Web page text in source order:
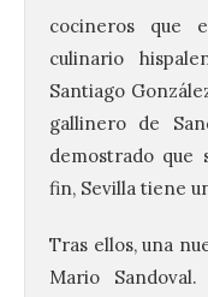
cocineros que
culinario
Santiago
gallinero de
demostrado que
fin, Sevilla tiene
Tras ellos, una
Mario